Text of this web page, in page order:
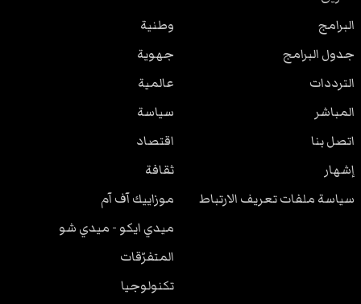
البرامج
جدول البرامج
الترددات
المباشر
اتصل بنا
إشهار
سياسة ملفات تعريف الارتباط
وطنية
جهوية
عالمية
سياسة
اقتصاد
ثقافة
موزاييك آف آم
ميدي ايكو - ميدي شو
المتفرّقات
تكنولوجيا